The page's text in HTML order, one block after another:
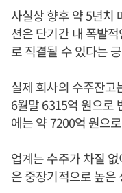
사실상 향후 약 5년치
션은 단기간 내 폭발
로 직결될 수 있다는
실제 회사의 수주잔고
6월말 6315억 원으로
에는 약 7200억 원으
업계는 수주가 차질
은 중장기적으로 높은